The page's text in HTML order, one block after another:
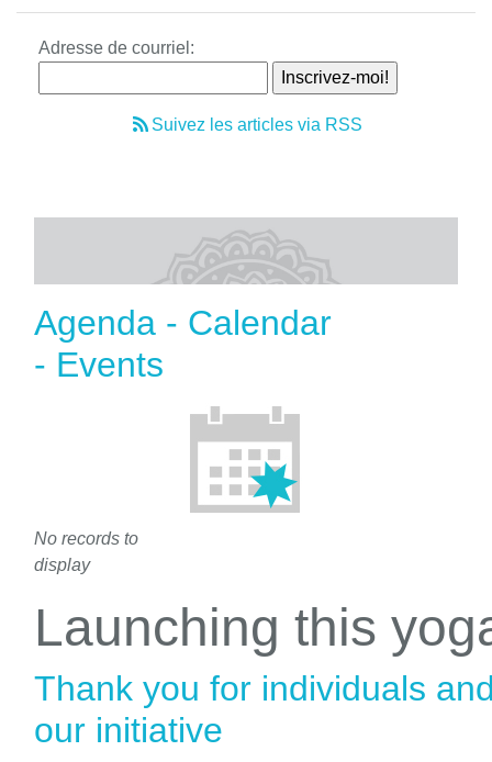
Adresse de courriel:
Suivez les articles via RSS
Agenda - Calendar
- Events
No records to
display
Launching this
Thank you for individuals
our initiative